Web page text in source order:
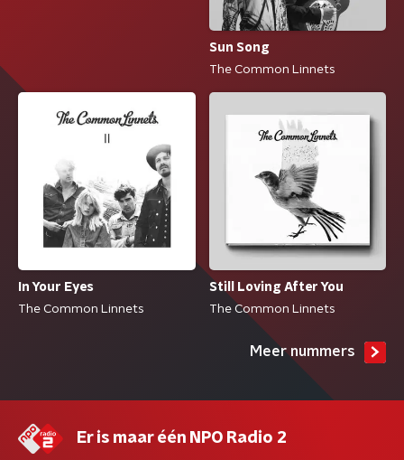
Sun Song
The Common Linnets
In Your Eyes
The Common Linnets
Still Loving After You
The Common Linnets
Meer nummers
Er is maar één NPO Radio 2